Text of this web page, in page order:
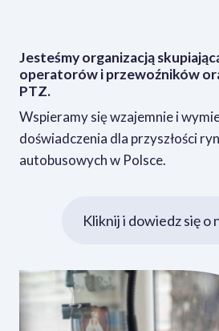
Jesteśmy organizacją
operatorów i przewoźników
PTZ.
Wspieramy się wzajemnie i
doświadczenia dla przyszłości
autobusowych w Polsce.
Kliknij i dowiedz się o